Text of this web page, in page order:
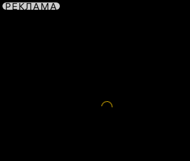
РЕКЛАМА